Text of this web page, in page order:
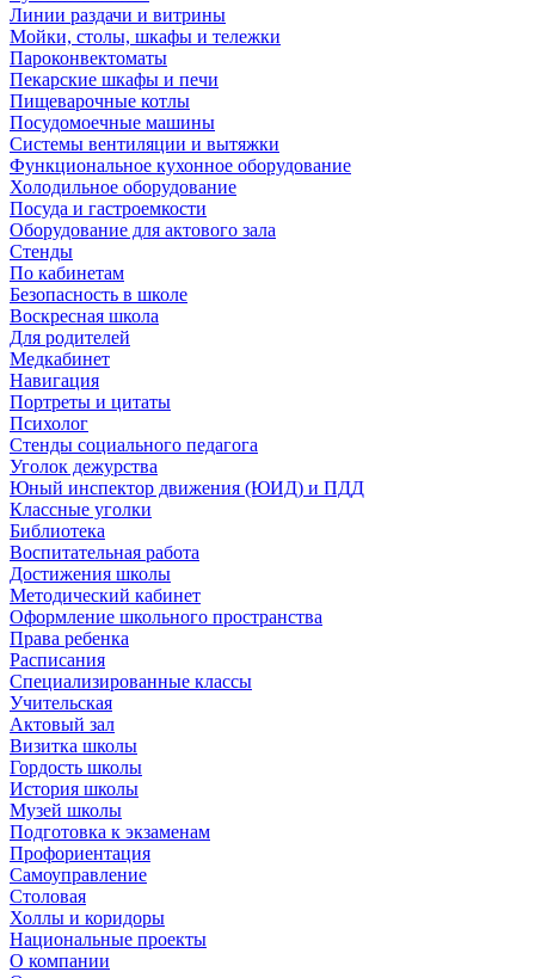
Линии раздачи и витрины
Мойки, столы, шкафы и тележки
Пароконвектоматы
Пекарские шкафы и печи
Пищеварочные котлы
Посудомоечные машины
Системы вентиляции и вытяжки
Функциональное кухонное оборудование
Холодильное оборудование
Посуда и гастроемкости
Оборудование для актового зала
Стенды
По кабинетам
Безопасность в школе
Воскресная школа
Для родителей
Медкабинет
Навигация
Портреты и цитаты
Психолог
Стенды социального педагога
Уголок дежурства
Юный инспектор движения (ЮИД) и ПДД
Классные уголки
Библиотека
Воспитательная работа
Достижения школы
Методический кабинет
Оформление школьного пространства
Права ребенка
Расписания
Специализированные классы
Учительская
Актовый зал
Визитка школы
Гордость школы
История школы
Музей школы
Подготовка к экзаменам
Профориентация
Самоуправление
Столовая
Холлы и коридоры
Национальные проекты
О компании